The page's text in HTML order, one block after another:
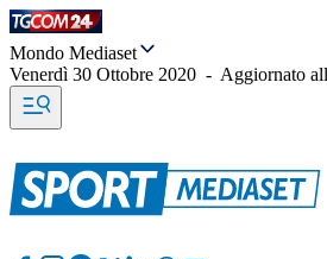
Mondo Mediaset
Venerdì 30 Ottobre 2020 - Aggiornato